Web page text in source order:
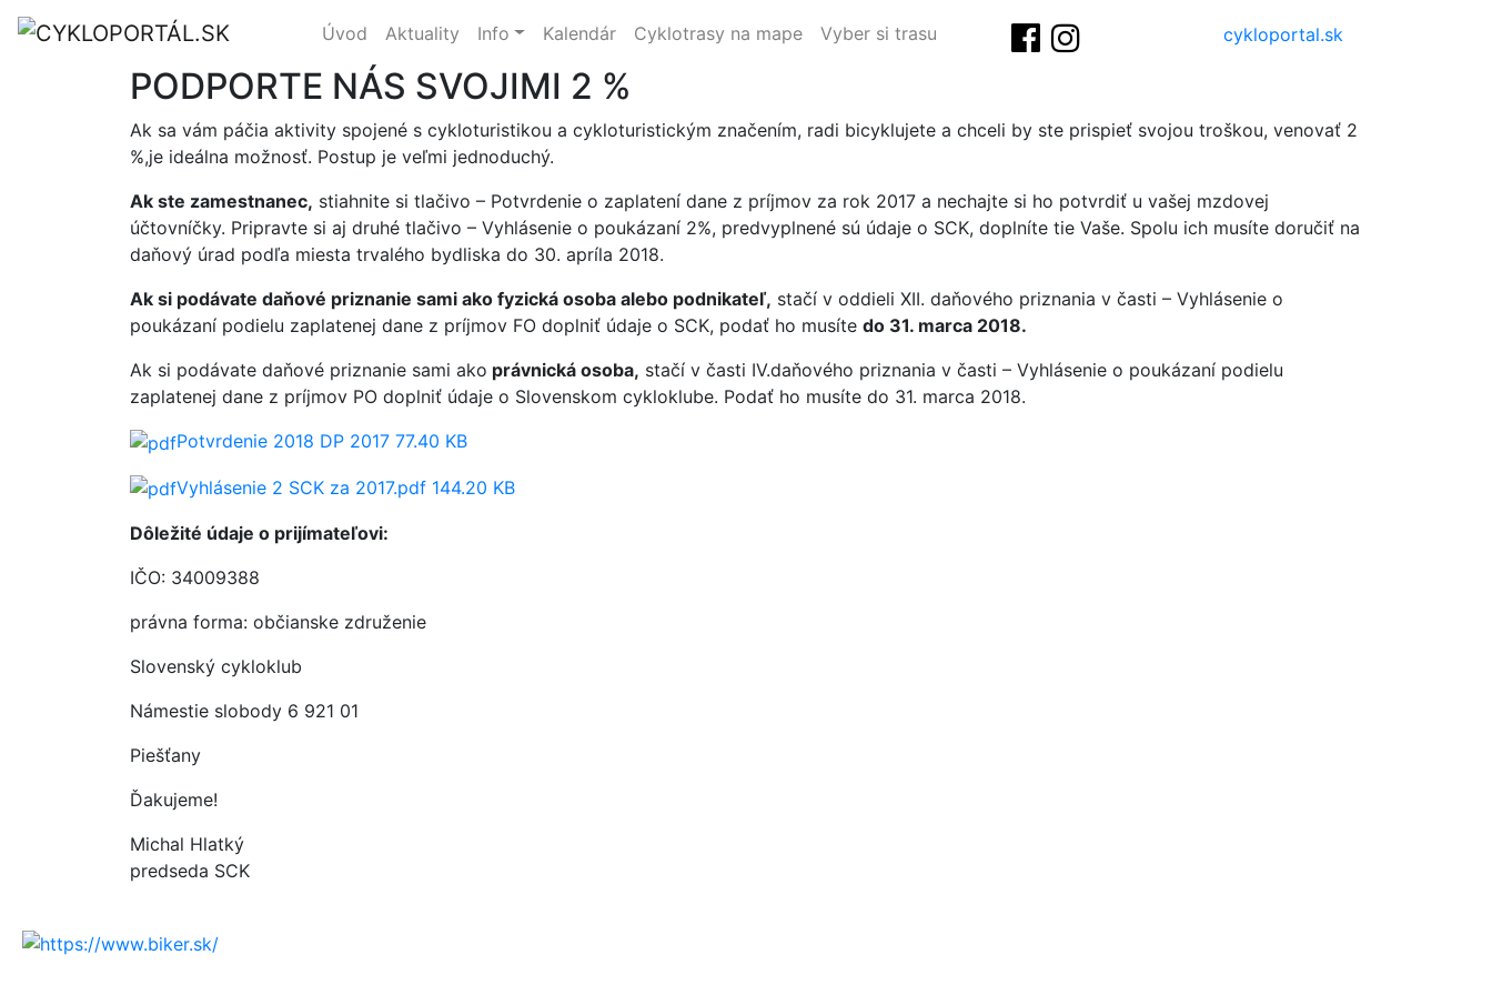
Úvod Aktuality Info Kalendár Cyklotrasy na mape Vyber si trasu cykloportal.sk
PODPORTE NÁS SVOJIMI 2 %
Ak sa vám páčia aktivity spojené s cykloturistikou a cykloturistickým značením, radi bicyklujete a chceli by ste prispieť svojou troškou, venovať 2
%,je ideálna možnosť. Postup je veľmi jednoduchý.
Ak ste zamestnanec, stiahnite si tlačivo – Potvrdenie o zaplatení dane z príjmov za rok 2017 a nechajte si ho potvrdiť u vašej mzdovej
účtovníčky. Pripravte si aj druhé tlačivo – Vyhlásenie o poukázaní 2%, predvyplnené sú údaje o SCK, doplníte tie Vaše. Spolu ich musíte doručiť na
daňový úrad podľa miesta trvalého bydliska do 30. apríla 2018.
Ak si podávate daňové priznanie sami ako fyzická osoba alebo podnikateľ, stačí v oddieli XII. daňového priznania v časti – Vyhlásenie o
poukázaní podielu zaplatenej dane z príjmov FO doplniť údaje o SCK, podať ho musíte do 31. marca 2018.
Ak si podávate daňové priznanie sami ako právnická osoba, stačí v časti IV.daňového priznania v časti – Vyhlásenie o poukázaní podielu
zaplatenej dane z príjmov PO doplniť údaje o Slovenskom cykloklube. Podať ho musíte do 31. marca 2018.
Potvrdenie 2018 DP 2017 77.40 KB
Vyhlásenie 2 SCK za 2017.pdf 144.20 KB
Dôležité údaje o prijímateľovi:
IČO: 34009388
právna forma: občianske združenie
Slovenský cykloklub
Námestie slobody 6 921 01
Piešťany
Ďakujeme!
Michal Hlatký
predseda SCK